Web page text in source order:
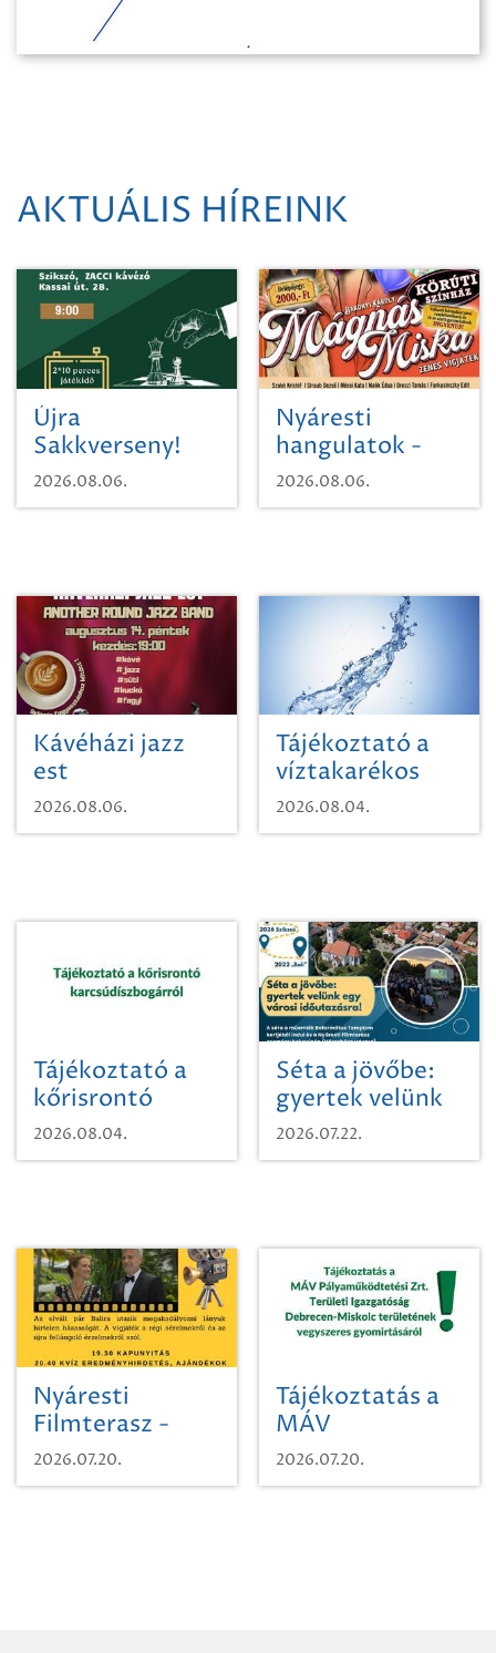
AKTUÁLIS HÍREINK
Újra
Sakkverseny!
2026.08.06.
Nyáresti
hangulatok -
Mágnás Miska
2026.08.06.
Kávéházi jazz
est
2026.08.06.
Tájékoztató a
víztakarékos
vízhasználatról
2026.08.04.
Tájékoztató a
kőrisrontó
karcsúdíszbogárról
2026.08.04.
Séta a jövőbe:
gyertek velünk
egy városi
időutazásra!
2026.07.22.
Nyáresti
Filmterasz -
Beugró a
Paradicsomba
2026.07.20.
Tájékoztatás a
MÁV
Pályaműködtetési
Zrt. Területi
2026.07.20.